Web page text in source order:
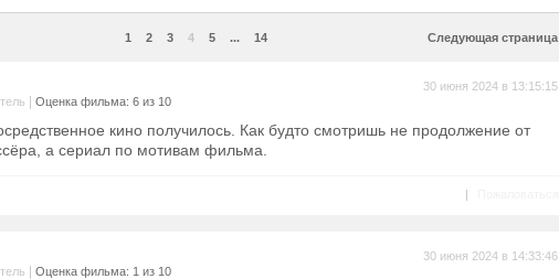
1 2 3 4 5 ... 14 Следующая страница
Оценка фильма: 6 из 10
30 июня 2024 в 13:15:15
кино получилось. Как будто смотришь не продолжение от
а сериал по мотивам фильма.
|
Оценка фильма: 1 из 10
30 июня 2024 в 14:33:46